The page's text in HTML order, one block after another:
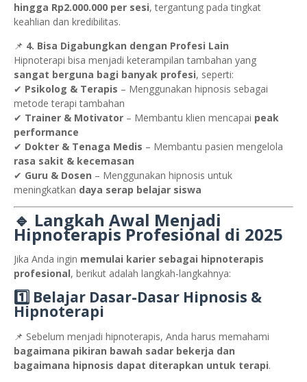
hingga Rp2.000.000 per sesi, tergantung pada tingkat
keahlian dan kredibilitas.
📌 4. Bisa Digabungkan dengan Profesi Lain
Hipnoterapi bisa menjadi keterampilan tambahan yang
sangat berguna bagi banyak profesi, seperti:
✔ Psikolog & Terapis – Menggunakan hipnosis sebagai
metode terapi tambahan
✔ Trainer & Motivator – Membantu klien mencapai peak
performance
✔ Dokter & Tenaga Medis – Membantu pasien mengelola
rasa sakit & kecemasan
✔ Guru & Dosen – Menggunakan hipnosis untuk
meningkatkan daya serap belajar siswa
🔹 Langkah Awal Menjadi
Hipnoterapis Profesional di 2025
Jika Anda ingin memulai karier sebagai hipnoterapis
profesional, berikut adalah langkah-langkahnya:
1️⃣ Belajar Dasar-Dasar Hipnosis &
Hipnoterapi
📌 Sebelum menjadi hipnoterapis, Anda harus memahami
bagaimana pikiran bawah sadar bekerja dan
bagaimana hipnosis dapat diterapkan untuk terapi.